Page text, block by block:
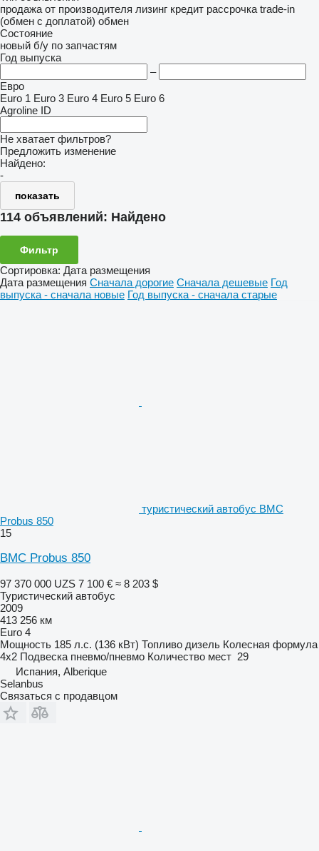
продажа от производителя лизинг кредит рассрочка trade-in
(обмен с доплатой) обмен
Состояние
новый б/у по запчастям
Год выпуска
–
Евро
Euro 1 Euro 3 Euro 4 Euro 5 Euro 6
Agroline ID
Не хватает фильтров?
Предложить изменение
Найдено:
-
показать
114 объявлений: Найдено
Фильтр
Сортировка: Дата размещения
Дата размещения Сначала дорогие Сначала дешевые Год
выпуска - сначала новые Год выпуска - сначала старые
туристический автобус BMC
Probus 850
15
BMC Probus 850
97 370 000 UZS 7 100 € ≈ 8 203 $
Туристический автобус
2009
413 256 км
Euro 4
Мощность 185 л.с. (136 кВт) Топливо дизель Колесная формула
4x2 Подвеска пневмо/пневмо Количество мест 29
Испания, Alberique
Selanbus
Связаться с продавцом